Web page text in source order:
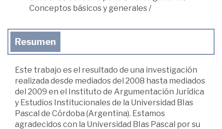
Conceptos básicos y generales/
Resumen
Este trabajo es el resultado de una investigación
realizada desde mediados del 2008 hasta mediados
del 2009 en el Instituto de Argumentación Jurídica
y Estudios Institucionales de la Universidad BIas
Pascal de Córdoba (Argentina). Estamos
agradecidos con la Universidad BIas Pascal por su